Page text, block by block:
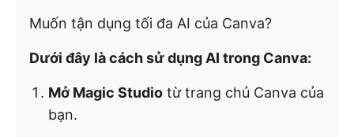
Muốn tận dụng tối đa AI của Canva?
Dưới đây là cách sử dụng AI trong Canva:
Mở Magic Studio từ trang chủ Canva của
bạn.